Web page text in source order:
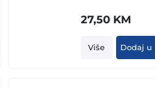
27,50 KM
Više Dodaj u